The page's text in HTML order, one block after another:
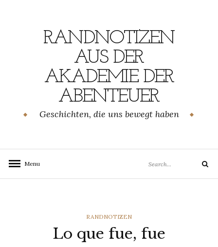
RANDNOTIZEN
AUS DER
AKADEMIE DER
ABENTEUER
Geschichten, die uns bewegt haben
Menu
for:
Search
CATEGORIES
RANDNOTIZEN
Lo que fue, fue